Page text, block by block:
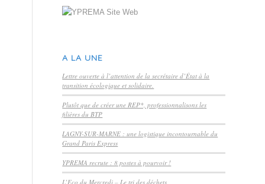
A LA UNE
Lettre ouverte à l’attention de la secrétaire d’État à la
transition écologique et solidaire.
Plutôt que de créer une REP*, professionnalisons les
filières du BTP
LAGNY-SUR-MARNE : une logistique incontournable du
Grand Paris Express
YPREMA recrute : 8 postes à pourvoir !
L’Eco du Mercredi – Le tri des déchets